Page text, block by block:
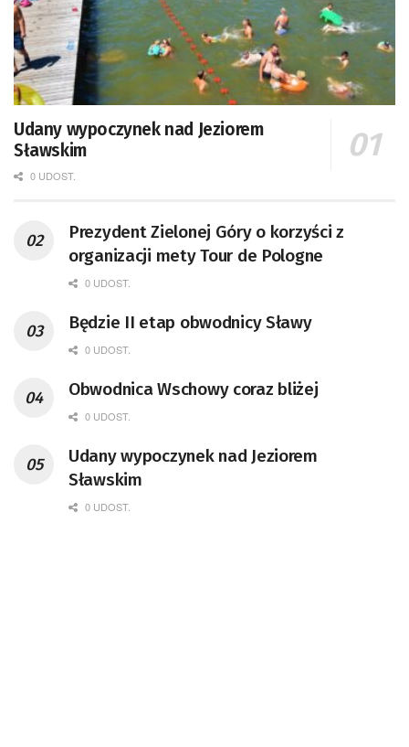
Udany wypoczynek nad Jeziorem
Sławskim
0 UDOST.
Prezydent Zielonej Góry o korzyści z
organizacji mety Tour de Pologne
0 UDOST.
Będzie II etap obwodnicy Sławy
0 UDOST.
Obwodnica Wschowy coraz bliżej
0 UDOST.
Udany wypoczynek nad Jeziorem
Sławskim
0 UDOST.